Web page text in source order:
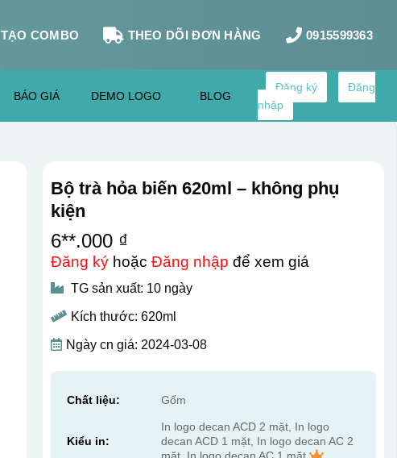
TẠO COMBO THEO DÕI ĐƠN HÀNG 0915599363
BÁO GIÁ DEMO LOGO BLOG
Đăng ký
Đăng
nhập
Bộ trà hỏa biến 620ml – không phụ
kiện
6**.000 ₫
Đăng kýhoặc Đăng nhập để xem giá
TG sản xuất: 10 ngày
Kích thước: 620ml
Ngày cn giá: 2024-03-08
Chất liệu: Gốm
Kiểu in:
In logo decan ACD 2 mặt, In logo
decan ACD 1 mặt, In logo decan AC 2
mặt, In logo decan AC 1 mặt